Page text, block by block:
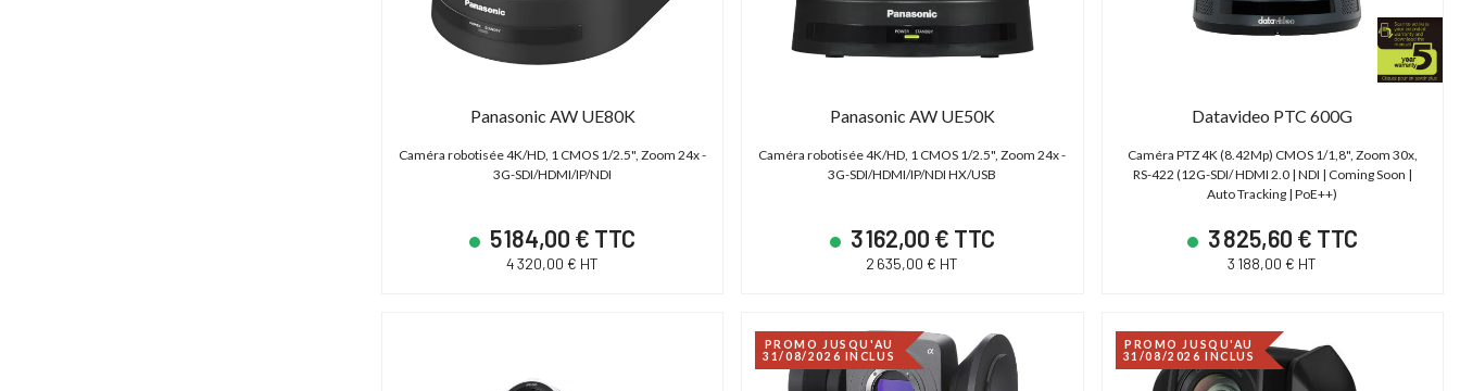
Panasonic AW UE80K
Caméra robotisée 4K/HD, 1 CMOS 1/2.5", Zoom 24x -
3G-SDI/HDMI/IP/NDI
5 184,00 € TTC
4 320,00 € HT
Panasonic AW UE50K
Caméra robotisée 4K/HD, 1 CMOS 1/2.5", Zoom 24x -
3G-SDI/HDMI/IP/NDI HX/USB
3 162,00 € TTC
2 635,00 € HT
Datavideo PTC 600G
Caméra PTZ 4K (8.42Mp) CMOS 1/1,8", Zoom 30x,
RS-422 (12G-SDI/ HDMI 2.0 | NDI | Coming Soon |
Auto Tracking | PoE++)
3 825,60 € TTC
3 188,00 € HT
PROMO JUSQU'AU
31/08/2026 INCLUS
PROMO JUSQU'AU
31/08/2026 INCLUS